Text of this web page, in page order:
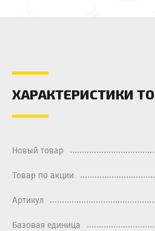
ХАРАКТЕРИСТИКИ
Новый товар
Товар по акции
Артикул
Базовая единица